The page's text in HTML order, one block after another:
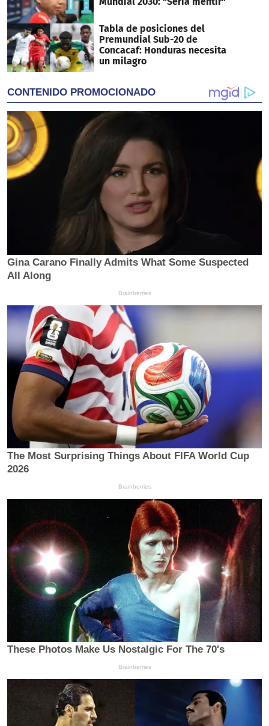
Tabla de posiciones del
Premundial Sub-20 de
Concacaf: Honduras necesita
un milagro